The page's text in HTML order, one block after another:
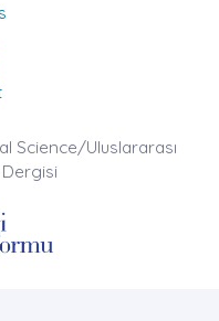
Science/Uluslararası